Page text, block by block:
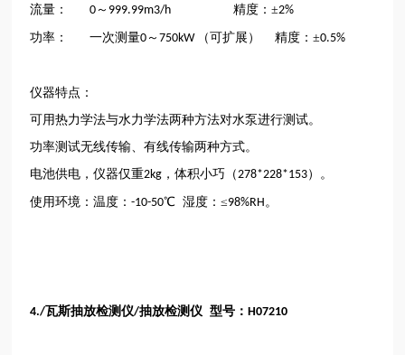
流量：
0 ～ 999.99m3/h精度：±2%
功率：
一次测量0 ～750kW （可扩展） 精度：±0.5%
仪器特点：
可用热力学法与水力学法两种方法对水泵进行测试。
功率测试无线传输、有线传输两种方式。
电池供电，仪器仅重2kg ，体积小巧（278*228*153）。
使用环境：温度：-10-50℃ 湿度：≤98%RH 。
4./瓦斯抽放检测仪/抽放检测仪 型号：H07210